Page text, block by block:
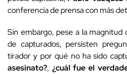
conferencia de prensa con más
Sin embargo, pese a la
de capturados, persisten
tirador y por qué no ha sido
asesinato?, ¿cuál fue el